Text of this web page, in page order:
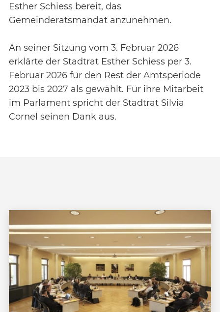
Esther Schiess bereit, das
Gemeinderatsmandat anzunehmen.
An seiner Sitzung vom 3. Februar 2026
erklärte der Stadtrat Esther Schiess per 3.
Februar 2026 für den Rest der Amtsperiode
2023 bis 2027 als gewählt. Für ihre Mitarbeit
im Parlament spricht der Stadtrat Silvia
Cornel seinen Dank aus.